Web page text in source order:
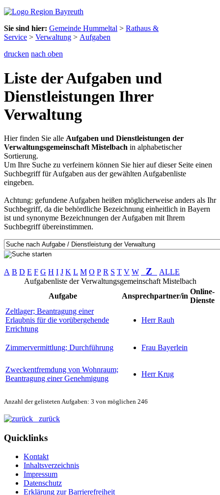
Sie sind hier: Gemeinde Hummeltal > Rathaus &
Service > Verwaltung > Aufgaben
drucken nach oben
Liste der Aufgaben und
Dienstleistungen Ihrer
Verwaltung
Hier finden Sie alle Aufgaben und Dienstleistungen der
Verwaltungsgemeinschaft Mistelbach in alphabetischer
Sortierung.
Um Ihre Suche zu verfeinern können Sie hier auf dieser Seite einen
Suchbegriff für Aufgaben aus der gewählten Aufgabenliste
eingeben.
Achtung: gefundene Aufgaben heißen möglicherweise anders als Ihr
Suchbegriff, da die behördliche Bezeichnung einheitlich in Bayern
ist und synonyme Bezeichnungen der Aufgaben mit Ihrem
Suchbegriff übereinstimmen.
A B D E F G H I J K L M O P R S T V W Z
ALLE
Aufgabenliste der Verwaltungsgemeinschaft Mistelbach
Aufgabe
Ansprechpartner/in
Online-
Dienste
Zeltlager; Beantragung einer
Erlaubnis für die vorübergehende
Errichtung
Herr Rauh
Zimmervermittlung; Durchführung Frau Bayerlein
Zweckentfremdung von Wohnraum;
Beantragung einer Genehmigung
Herr Krug
Anzahl der gelisteten Aufgaben: 3 von möglichen 246
zurück
Quicklinks
Kontakt
Inhaltsverzeichnis
Impressum
Datenschutz
Erklärung zur Barrierefreiheit